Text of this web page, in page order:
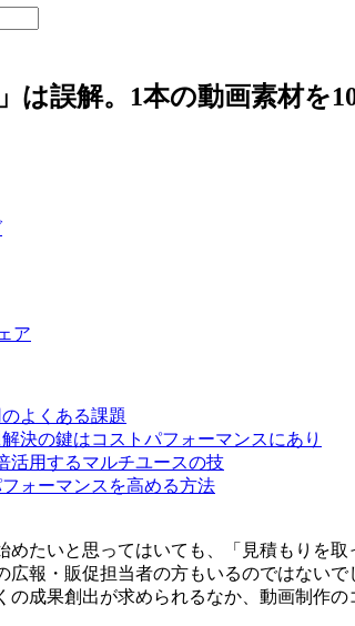
は誤解。1本の動画素材
よくある課題
決の鍵はコストパフォーマンスにあり
活用するマルチユースの技
ォーマンスを高める方法
めたいと思ってはいても、「見積もりを
広報・販促担当者の方もいるのではないで
の成果創出が求められるなか、動画制作